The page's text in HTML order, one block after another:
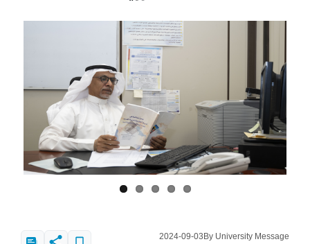
2024-09-03By University Message